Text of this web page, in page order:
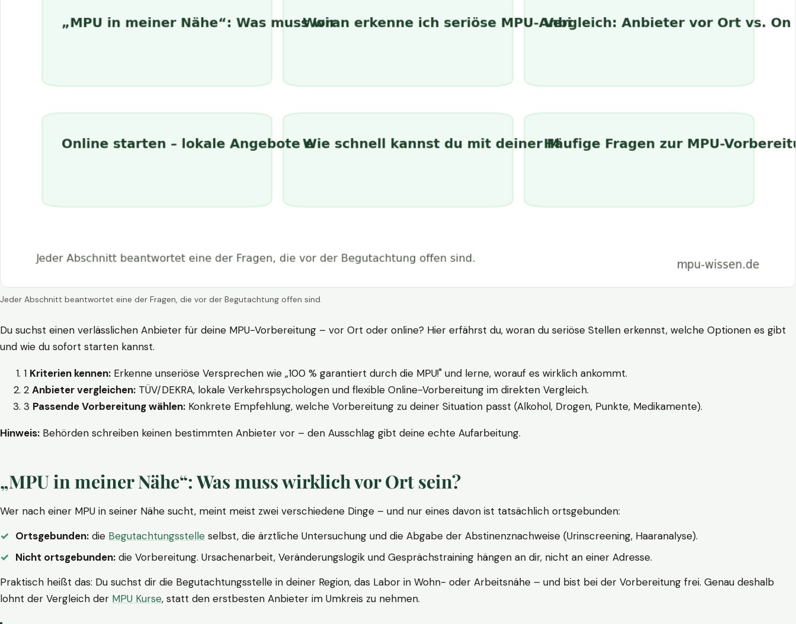
Jeder Abschnitt beantwortet eine der Fragen, die vor der Begutachtung offen sind.
Du suchst einen verlässlichen Anbieter für deine MPU-Vorbereitung – vor Ort oder online? Hier erfährst du, woran du seriöse Stellen erkennst, welche Optionen es gibt
und wie du sofort starten kannst.
1 Kriterien kennen: Erkenne unseriöse Versprechen wie „100 % garantiert durch die MPU!" und lerne, worauf es wirklich ankommt.
2 Anbieter vergleichen: TÜV/DEKRA, lokale Verkehrspsychologen und flexible Online-Vorbereitung im direkten Vergleich.
3 Passende Vorbereitung wählen: Konkrete Empfehlung, welche Vorbereitung zu deiner Situation passt (Alkohol, Drogen, Punkte, Medikamente).
Hinweis: Behörden schreiben keinen bestimmten Anbieter vor – den Ausschlag gibt deine echte Aufarbeitung.
„MPU in meiner Nähe“: Was muss wirklich vor Ort sein?
Wer nach einer MPU in seiner Nähe sucht, meint meist zwei verschiedene Dinge – und nur eines davon ist tatsächlich ortsgebunden:
Ortsgebunden: die Begutachtungsstelle selbst, die ärztliche Untersuchung und die Abgabe der Abstinenznachweise (Urinscreening, Haaranalyse).
Nicht ortsgebunden: die Vorbereitung. Ursachenarbeit, Veränderungslogik und Gesprächstraining hängen an dir, nicht an einer Adresse.
Praktisch heißt das: Du suchst dir die Begutachtungsstelle in deiner Region, das Labor in Wohn- oder Arbeitsnähe – und bist bei der Vorbereitung frei. Genau deshalb
lohnt der Vergleich der MPU Kurse, statt den erstbesten Anbieter im Umkreis zu nehmen.